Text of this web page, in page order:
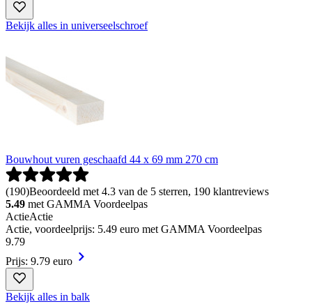
Bekijk alles in universeelschroef
Bouwhout vuren geschaafd 44 x 69 mm 270 cm
(190)Beoordeeld met 4.3 van de 5 sterren, 190 klantreviews
5.49 met GAMMA Voordeelpas
ActieActie
Actie, voordeelprijs: 5.49 euro met GAMMA Voordeelpas
9.79
Prijs: 9.79 euro
Bekijk alles in balk